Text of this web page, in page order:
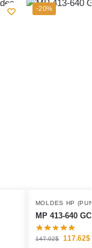
-20%
MOLDES HP
MP 413-640
147.02$ 117.62$